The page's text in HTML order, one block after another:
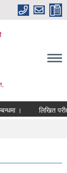
। लिखित